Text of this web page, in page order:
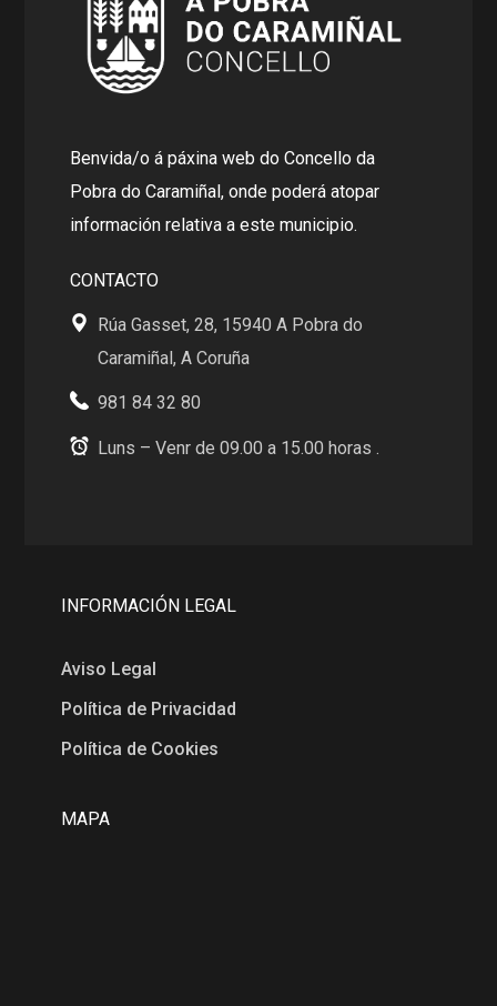
Benvida/o á páxina web do Concello da
Pobra do Caramiñal, onde poderá atopar
información relativa a este municipio.
CONTACTO
Rúa Gasset, 28, 15940 A Pobra do
Caramiñal, A Coruña
981 84 32 80
Luns – Venr de 09.00 a 15.00 horas .
INFORMACIÓN LEGAL
Aviso Legal
Política de Privacidad
Política de Cookies
MAPA